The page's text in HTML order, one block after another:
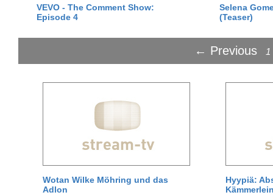
VEVO - The Comment Show:
Episode 4
Selena
(Teaser)
← Previous 1
Wotan Wilke Möhring und das
Adlon
Hyypiä: